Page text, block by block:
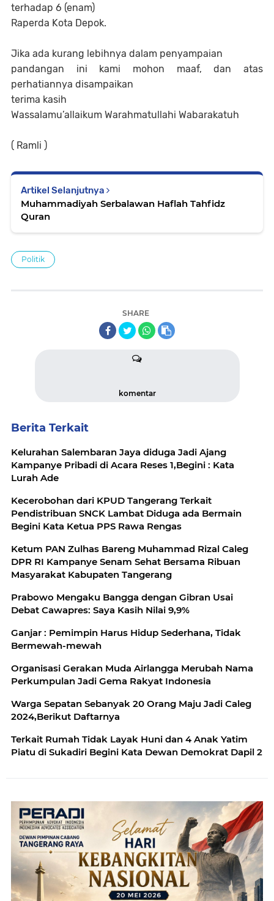
terhadap 6 (enam)
Raperda Kota Depok.
Jika ada kurang lebihnya dalam penyampaian
pandangan ini kami mohon maaf, dan atas
perhatiannya disampaikan
terima kasih
Wassalamu’allaikum Warahmatullahi Wabarakatuh
( Ramli )
Artikel Selanjutnya
Muhammadiyah Serbalawan Haflah Tahfidz
Quran
Politik
SHARE
komentar
Berita Terkait
Kelurahan Salembaran Jaya diduga Jadi Ajang
Kampanye Pribadi di Acara Reses 1,Begini : Kata
Lurah Ade
Kecerobohan dari KPUD Tangerang Terkait
Pendistribuan SNCK Lambat Diduga ada Bermain
Begini Kata Ketua PPS Rawa Rengas
Ketum PAN Zulhas Bareng Muhammad Rizal Caleg
DPR RI Kampanye Senam Sehat Bersama Ribuan
Masyarakat Kabupaten Tangerang
Prabowo Mengaku Bangga dengan Gibran Usai
Debat Cawapres: Saya Kasih Nilai 9,9%
Ganjar : Pemimpin Harus Hidup Sederhana, Tidak
Bermewah-mewah
Organisasi Gerakan Muda Airlangga Merubah Nama
Perkumpulan Jadi Gema Rakyat Indonesia
Warga Sepatan Sebanyak 20 Orang Maju Jadi Caleg
2024,Berikut Daftarnya
Terkait Rumah Tidak Layak Huni dan 4 Anak Yatim
Piatu di Sukadiri Begini Kata Dewan Demokrat Dapil 2